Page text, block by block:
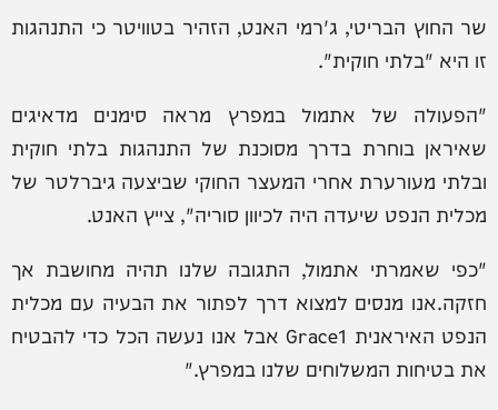
שר החוץ הבריטי, ג'רמי האנט, הזהיר בטוויטר כי התנהגות
זו היא "בלתי חוקית".
"הפעולה של אתמול במפרץ מראה סימנים מדאיגים
שאיראן בוחרת בדרך מסוכנת של התנהגות בלתי חוקית
ובלתי מעורערת אחרי המעצר החוקי שביצעה גיברלטר של
מכלית הנפט שיעדה היה לכיוון סוריה", צייץ האנט.
"כפי שאמרתי אתמול, התגובה שלנו תהיה מחושבת אך
חזקה.אנו מנסים למצוא דרך לפתור את הבעיה עם מכלית
הנפט האיראנית Grace1 אבל אנו נעשה הכל כדי להבטיח
את בטיחות המשלוחים שלנו במפרץ."